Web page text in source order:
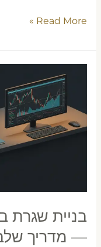
Read More »
בניית שגרת
— מדריך שלב
לסוחר
יומי
שלב
שלב
2026